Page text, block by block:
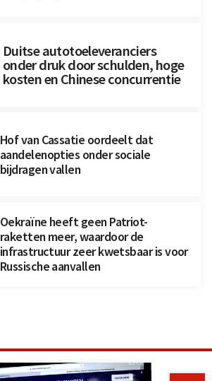
Duitse autotoeleveranciers
onder druk door schulden, hoge
kosten en Chinese concurrentie
Hof van Cassatie oordeelt dat
aandelenopties onder sociale
bijdragen vallen
Oekraïne heeft geen Patriot-
raketten meer, waardoor de
infrastructuur zeer kwetsbaar is voor
Russische aanvallen